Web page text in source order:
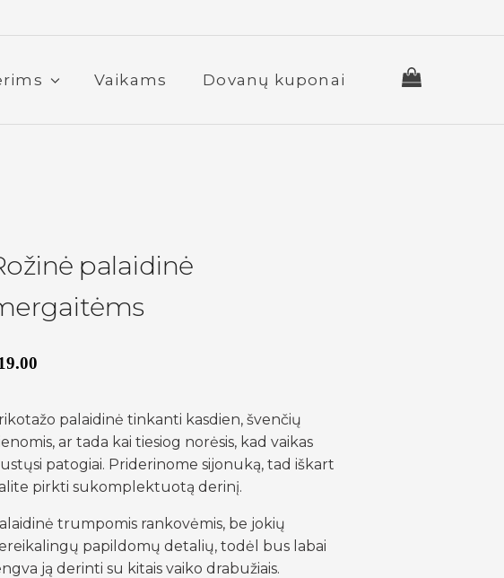
Vaikams Dovanų kuponai
palaidinė
palaidinė tinkanti kasdien, švenčių
ar tada kai tiesiog norėsis, kad vaikas
patogiai. Priderinome sijonuką, tad iškart
pirkti sukomplektuotą derinį.
trumpomis rankovėmis, be jokių
papildomų detalių, todėl bus labai
ją derinti su kitais vaiko drabužiais.